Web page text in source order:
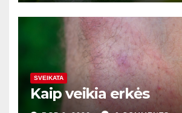
SVEIKATA
Kaip veikia erkės